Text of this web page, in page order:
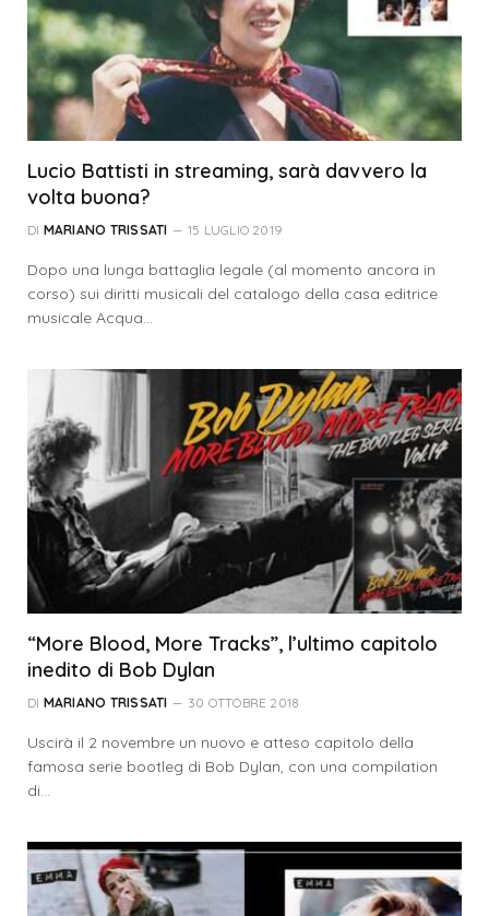
Lucio Battisti in streaming, sarà davvero la
volta buona?
DI MARIANO TRISSATI 15 LUGLIO 2019
Dopo una lunga battaglia legale (al momento ancora in
corso) sui diritti musicali del catalogo della casa editrice
musicale Acqua…
“More Blood, More Tracks”, l’ultimo capitolo
inedito di Bob Dylan
DI MARIANO TRISSATI 30 OTTOBRE 2018
Uscirà il 2 novembre un nuovo e atteso capitolo della
famosa serie bootleg di Bob Dylan, con una compilation
di…